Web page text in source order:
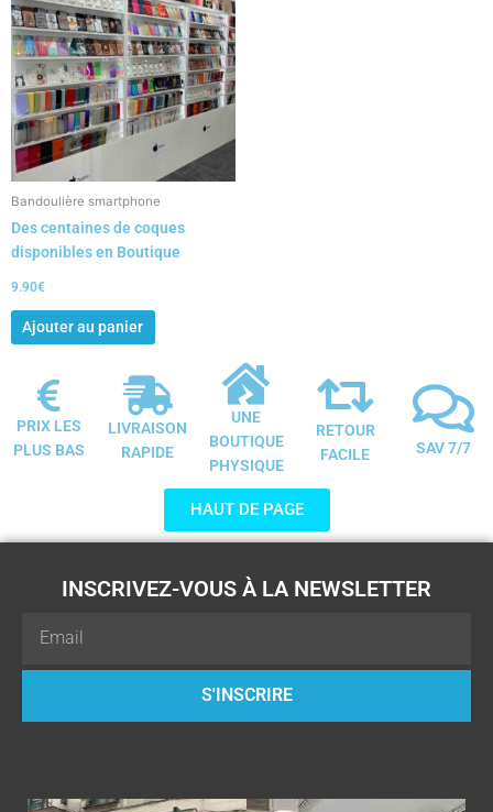
Bandoulière smartphone
Des centaines de coques
disponibles en Boutique
9.90€
Ajouter au panier
PRIX LES
PLUS BAS
LIVRAISON
RAPIDE
UNE
BOUTIQUE
PHYSIQUE
RETOUR
FACILE
SAV 7/7
HAUT DE PAGE
INSCRIVEZ-VOUS À LA NEWSLETTER
S'INSCRIRE